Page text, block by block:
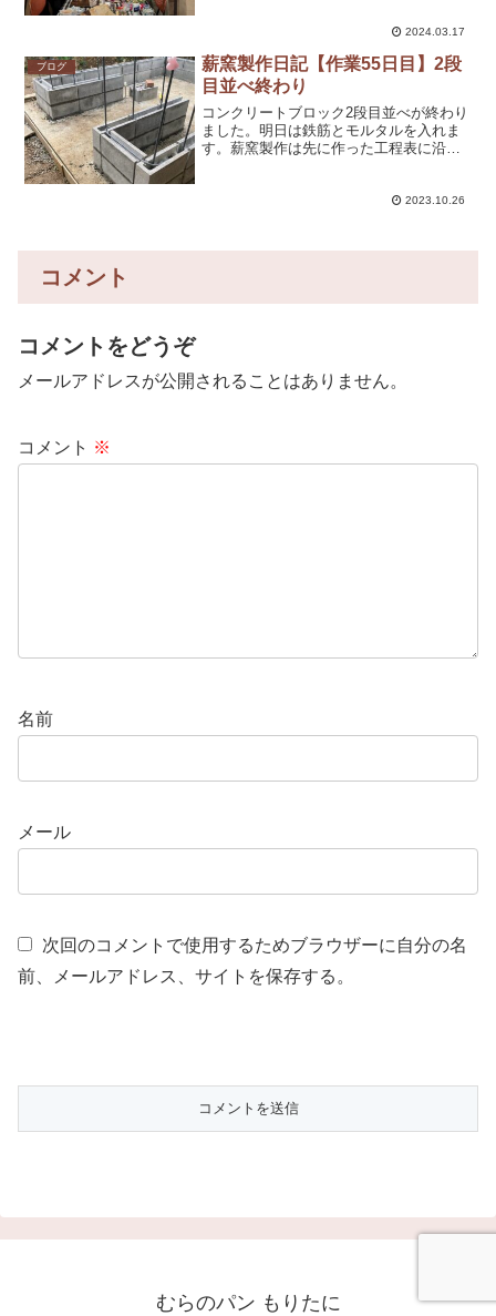
2024.03.17
ブログ
薪窯製作日記【作業55日目】2段
目並べ終わり
コンクリートブロック2段目並べが終わり
ました。明日は鉄筋とモルタルを入れま
す。薪窯製作は先に作った工程表に沿っ
足として「2段目と4段目に横筋を入れ
2023.10.26
コメント
コメントをどうぞ
メールアドレスが公開されることはありません。
コメント ※
名前
メール
次回のコメントで使用するためブラウザーに自分の名
前、メールアドレス、サイトを保存する。
むらのパン もりたに